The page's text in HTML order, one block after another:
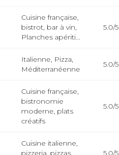
Cuisine française,
bistrot, bar à vin,
Planches apériti...
5.0/5
Italienne, Pizza,
Méditerranéenne
5.0/5
Cuisine française,
bistronomie
moderne, plats
créatifs
5.0/5
Cuisine italienne,
pizzeria, pizzas,
5.0/5